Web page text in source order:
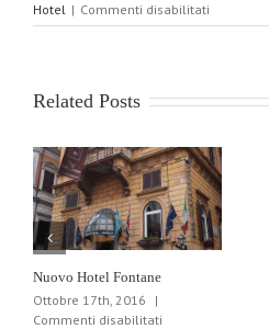
Hotel | Commenti disabilitati
Hotel
Related Posts
Nuovo Hotel Fontane
Ottobre 17th, 2016
|
Commenti disabilitati